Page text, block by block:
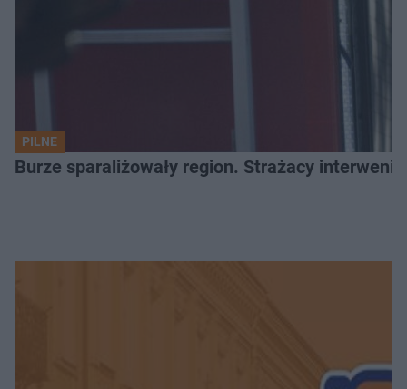
PILNE
Burze sparaliżowały region. Strażacy